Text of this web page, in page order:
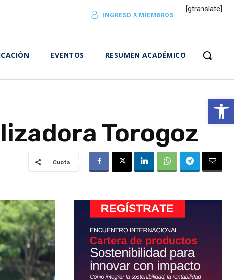
Abrir
INGRESO A MIEMBROS
[gtranslate]
EVENTOS RESUMEN ACADÉMICO
Torogoz
Cuota